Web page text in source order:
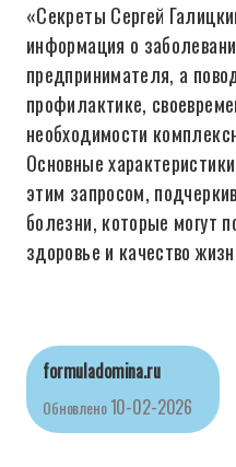
«Секреты Сергей
информация о
предпринимателя, а
профилактике,
необходимости
Основные
этим запросом,
болезни, которые могут
здоровье и качество
formuladomina.ru
Обновлено10-02-2026